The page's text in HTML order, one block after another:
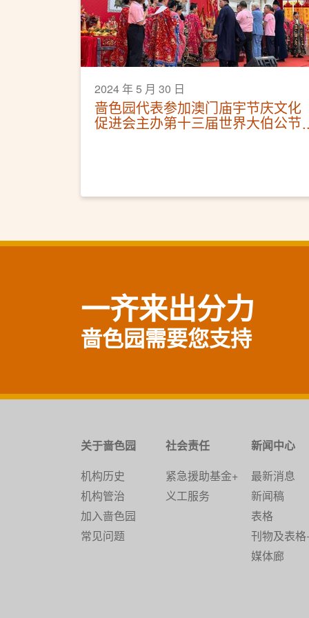
2024 年 5 月 30 日
啬色园代表参加澳门庙宇节庆文化
促进会主办第十三届世界大伯公节
一齐来出分力
啬色园需要您支持
关于啬色园
机构历史
机构管治
加入啬色园
常见问题
社会责任
紧急援助基金+
义工服务
新闻中心
最新消息
新闻稿
表格
刊物及表格
媒体廊